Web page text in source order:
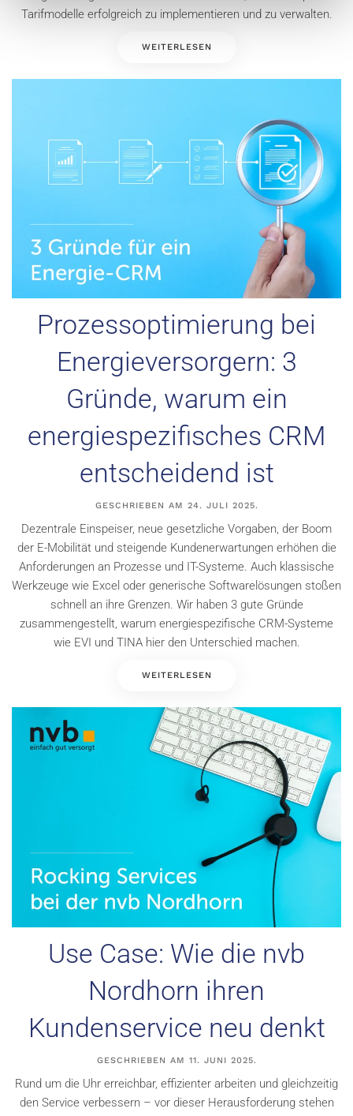
Tarifmodelle erfolgreich zu implementieren und zu verwalten.
WEITERLESEN
Prozessoptimierung bei
Energieversorgern: 3
Gründe, warum ein
energiespezifisches CRM
entscheidend ist
GESCHRIEBEN AM 24. JULI 2025.
Dezentrale Einspeiser, neue gesetzliche Vorgaben, der Boom
der E-Mobilität und steigende Kundenerwartungen erhöhen die
Anforderungen an Prozesse und IT-Systeme. Auch klassische
Werkzeuge wie Excel oder generische Softwarelösungen stoßen
schnell an ihre Grenzen. Wir haben 3 gute Gründe
zusammengestellt, warum energiespezifische CRM-Systeme
wie EVI und TINA hier den Unterschied machen.
WEITERLESEN
Use Case: Wie die nvb
Nordhorn ihren
Kundenservice neu denkt
GESCHRIEBEN AM 11. JUNI 2025.
Rund um die Uhr erreichbar, effizienter arbeiten und gleichzeitig
den Service verbessern – vor dieser Herausforderung stehen